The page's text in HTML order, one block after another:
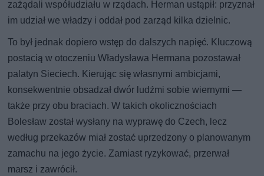
zażądali współudziału w rządach. Herman ustąpił: przyznał
im udział we władzy i oddał pod zarząd kilka dzielnic.
To był jednak dopiero wstęp do dalszych napięć. Kluczową
postacią w otoczeniu Władysława Hermana pozostawał
palatyn Sieciech. Kierując się własnymi ambicjami,
konsekwentnie obsadzał dwór ludźmi sobie wiernymi —
także przy obu braciach. W takich okolicznościach
Bolesław został wysłany na wyprawę do Czech, lecz
według przekazów miał zostać uprzedzony o planowanym
zamachu na jego życie. Zamiast ryzykować, przerwał
marsz i zawrócił.